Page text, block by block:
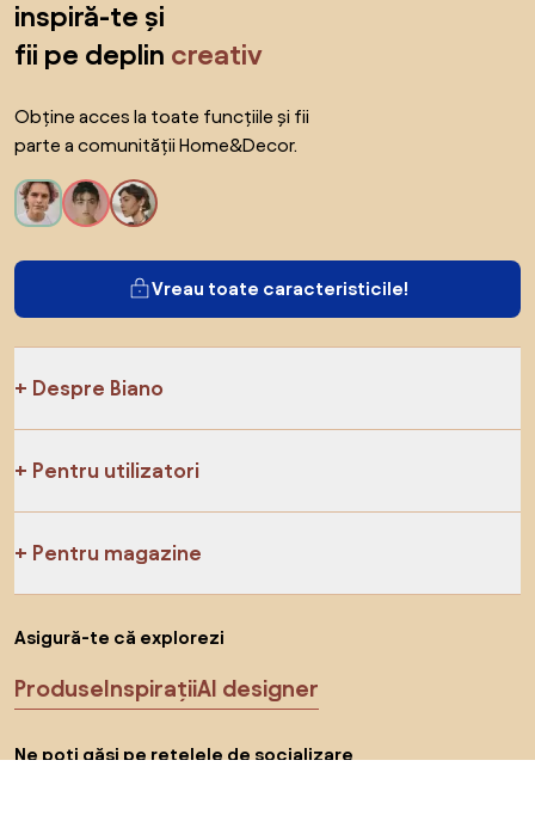
inspiră-te și
fii pe deplin creativ
Obține acces la toate funcțiile și fii
parte a comunității Home&Decor.
Vreau toate caracteristicile!
Despre Biano
Pentru utilizatori
Pentru magazine
Asigură-te că explorezi
ProduseInspirațiiAI designer
Ne poți găsi pe rețelele de socializare